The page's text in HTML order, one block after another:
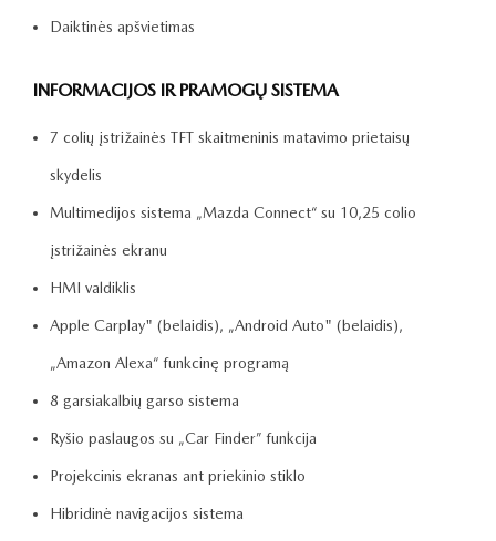
Daiktinės apšvietimas
INFORMACIJOS IR PRAMOGŲ SISTEMA
7 colių įstrižainės TFT skaitmeninis matavimo prietaisų
skydelis
Multimedijos sistema „Mazda Connect“ su 10,25 colio
įstrižainės ekranu
HMI valdiklis
Apple Carplay" (belaidis), „Android Auto" (belaidis),
„Amazon Alexa“ funkcinę programą
8 garsiakalbių garso sistema
Ryšio paslaugos su „Car Finder” funkcija
Projekcinis ekranas ant priekinio stiklo
Hibridinė navigacijos sistema